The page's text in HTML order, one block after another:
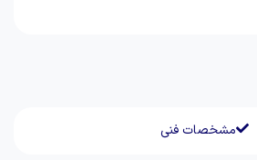
مشخصات فنی